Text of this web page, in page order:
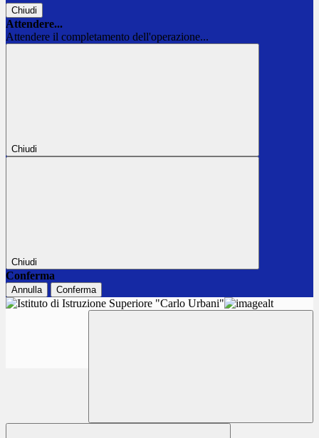
Chiudi
Attendere...
Attendere il completamento dell'operazione...
Chiudi
Chiudi
Conferma
Annulla Conferma